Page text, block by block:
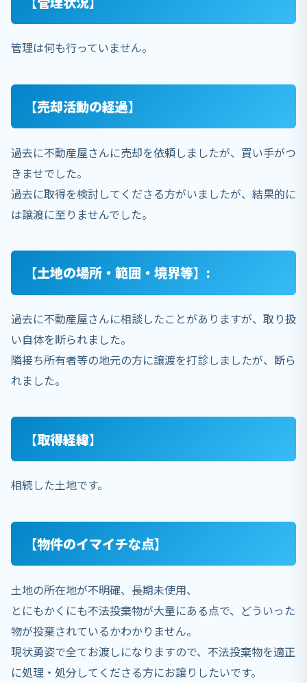
管理は何も行っていません。
【売却活動の経過】
過去に不動産屋さんに売却を依頼しましたが、買い手がつ
きませでした。
過去に取得を検討してくださる方がいましたが、結果的に
は譲渡に至りませんでした。
【土地の場所・範囲・境界等】:
過去に不動産屋さんに相談したことがありますが、取り扱
い自体を断られました。
隣接ち所有者等の地元の方に譲渡を打診しましたが、断ら
れました。
【取得経緯】
相続した土地です。
【物件のイマイチな点】
土地の所在地が不明確、長期未使用、
とにもかくにも不法投棄物が大量にある点で、どういった
物が投棄されているかわかりません。
現状勇姿で全てお渡しになりますので、不法投棄物を適正
に処理・処分してくださる方にお譲りしたいです。